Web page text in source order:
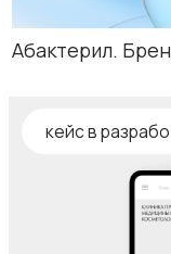
Одежда